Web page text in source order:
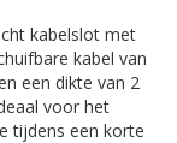
kabelslot met
kabel van
een dikte van 2
voor het
tijdens een korte